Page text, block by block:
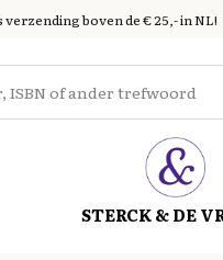
verzending boven de € 25,- in NL!
STERCK & DE